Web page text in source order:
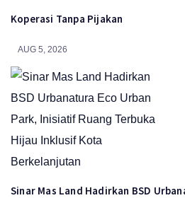
Koperasi Tanpa Pijakan
AUG 5, 2026
Sinar Mas Land Hadirkan BSD